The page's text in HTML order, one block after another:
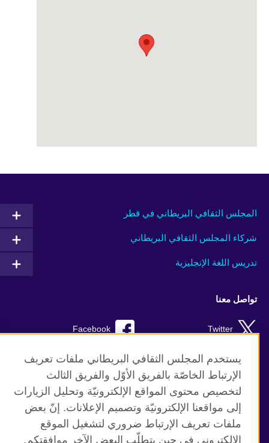
المجلس الثقافي البريطاني في قطر
شركاء المجلس الثقافي البريطاني
تدريس اللغة الإنجليزية
تواصل معنا
Facebook Twitter
Instagram RSS
TikTok
موقع المجلس الثقافي البريطاني العالمي
يستخدم المجلس الثقافي البريطاني ملفات تعريف
الإرتباط الخاصّة بالفريق الأوّل والفريق الثالث
لتخصيص محتوى المواقع الإلكترونيّة وتحليل الزيارات
إلى مواقعنا الإلكترونيّة وتصميم الإعلانات. إنّ بعض
ملفات تعريف الإرتباط ضروري لتشغيل الموقع
الإلكتروني في حين يتطلّب البعض الآخر موافقتكم.